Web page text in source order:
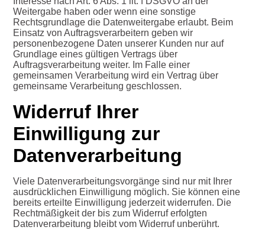
Weitergabe haben oder wenn eine sonstige
Rechtsgrundlage die Datenweitergabe erlaubt. Beim
Einsatz von Auftragsverarbeitern geben wir
personenbezogene Daten unserer Kunden nur auf
Grundlage eines gültigen Vertrags über
Auftragsverarbeitung weiter. Im Falle einer
gemeinsamen Verarbeitung wird ein Vertrag über
gemeinsame Verarbeitung geschlossen.
Widerruf Ihrer
Einwilligung zur
Datenverarbeitung
Viele Datenverarbeitungsvorgänge sind nur mit Ihrer
ausdrücklichen Einwilligung möglich. Sie können eine
bereits erteilte Einwilligung jederzeit widerrufen. Die
Rechtmäßigkeit der bis zum Widerruf erfolgten
Datenverarbeitung bleibt vom Widerruf unberührt.